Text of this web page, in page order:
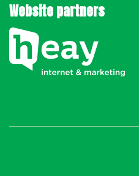
Website partners